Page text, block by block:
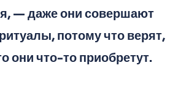
— даже они совершают
потому что верят,
они что-то приобретут.